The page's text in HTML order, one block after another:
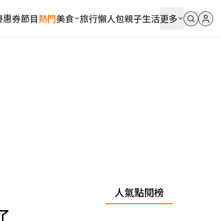
惠券節目熱門美食 旅行懶人包親子生活更多
人氣點閱榜